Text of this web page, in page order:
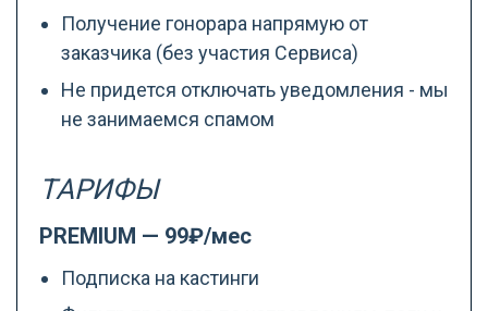
Получение гонорара напрямую от
заказчика (без участия Сервиса)
Не придется отключать уведомления - мы
не занимаемся спамом
ТАРИФЫ
PREMIUM — 99₽/мес
Подписка на кастинги